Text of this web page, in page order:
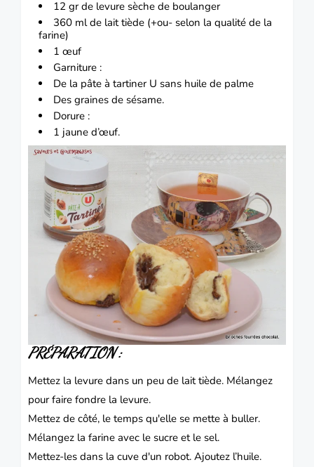
12 gr de levure sèche de boulanger
360 ml de lait tiède (+ou- selon la qualité de la
farine)
1 œuf
Garniture :
De la pâte à tartiner U sans huile de palme
Des graines de sésame.
Dorure :
1 jaune d’œuf.
PRÉPARATION :
Mettez la levure dans un peu de lait tiède. Mélangez
pour faire fondre la levure.
Mettez de côté, le temps qu'elle se mette à buller.
Mélangez la farine avec le sucre et le sel.
Mettez-les dans la cuve d'un robot. Ajoutez l’huile.